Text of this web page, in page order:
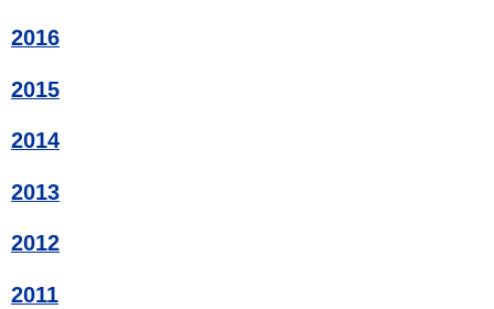
2016
2015
2014
2013
2012
2011